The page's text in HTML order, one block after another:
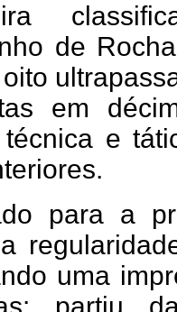
de
em
técnica e
para a
uma